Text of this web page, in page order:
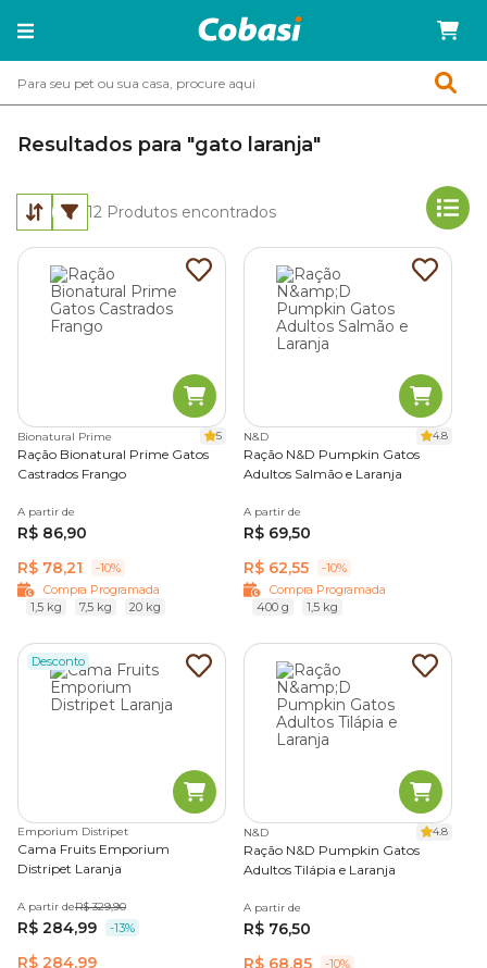
Resultados para "gato laranja"
12 Produtos encontrados
Bionatural Prime 5
Ração Bionatural Prime Gatos
Castrados Frango
A partir de
R$ 86,90
R$ 78,21
-10%
Compra Programada
1,5 kg
7,5 kg 20 kg
N&D 4.8
Ração N&D Pumpkin Gatos
Adultos Salmão e Laranja
A partir de
R$ 69,50
R$ 62,55
-10%
Compra Programada
400 g
1,5 kg
Desconto
Emporium Distripet
Cama Fruits Emporium
Distripet Laranja
A partir deR$ 329,90
R$ 284,99 -13%
R$ 284,99
N&D 4.8
Ração N&D Pumpkin Gatos
Adultos Tilápia e Laranja
A partir de
R$ 76,50
R$ 68,85
-10%